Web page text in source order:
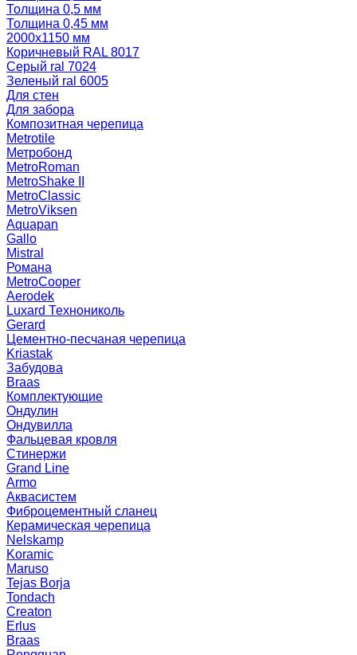
Толщина 0,5 мм
Толщина 0,45 мм
2000х1150 мм
Коричневый RAL 8017
Серый ral 7024
Зеленый ral 6005
Для стен
Для забора
Композитная черепица
Metrotile
Метробонд
MetroRoman
MetroShake II
MetroClassic
MetroViksen
Aquapan
Gallo
Mistral
Романа
MetroCooper
Aerodek
Luxard Технониколь
Gerard
Цементно-песчаная черепица
Kriastak
Забудова
Braas
Комплектующие
Ондулин
Ондувилла
Фальцевая кровля
Стинержи
Grand Line
Armo
Аквасистем
Фиброцементный сланец
Керамическая черепица
Nelskamp
Koramic
Maruso
Tejas Borja
Tondach
Creaton
Erlus
Braas